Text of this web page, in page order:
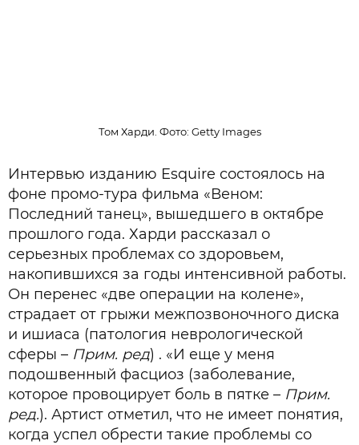
Том Харди. Фото: Getty Images
Интервью изданию Esquire состоялось на
фоне промо-тура фильма «Веном:
Последний танец», вышедшего в октябре
прошлого года. Харди рассказал о
серьезных проблемах со здоровьем,
накопившихся за годы интенсивной работы.
Он перенес «две операции на колене»,
страдает от грыжи межпозвоночного диска
и ишиаса (патология неврологической
сферы – Прим. ред) . «И еще у меня
подошвенный фасциоз (заболевание,
которое провоцирует боль в пятке – Прим.
ред.). Артист отметил, что не имеет понятия,
когда успел обрести такие проблемы со